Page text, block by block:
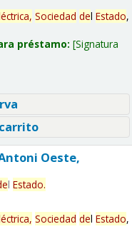
Sociedad del Estado,
préstamo: Signatura
Oeste,
l Estado.
Sociedad del Estado,